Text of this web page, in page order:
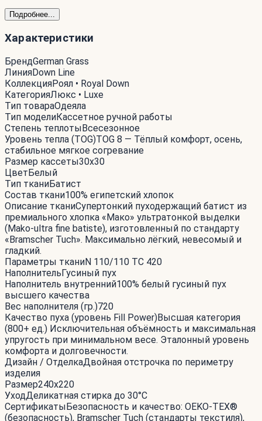
Подробнее...
Характеристики
БрендGerman Grass
ЛинияDown Line
КоллекцияРоял • Royal Down
КатегорияЛюкс • Luxe
Тип товараОдеяла
Тип моделиКассетное ручной работы
Степень теплотыВсесезонное
Уровень тепла (TOG)TOG 8 — Тёплый комфорт, осень,
стабильное мягкое согревание
Размер кассеты30x30
ЦветБелый
Тип тканиБатист
Состав ткани100% египетский хлопок
Описание тканиСупертонкий пуходержащий батист из
премиального хлопка «Мако» ультратонкой выделки
(Mako-ultra fine batiste), изготовленный по стандарту
«Bramscher Tuch». Максимально лёгкий, невесомый и
гладкий.
Параметры тканиN 110/110 TC 420
НаполнительГусиный пух
Наполнитель внутренний100% белый гусиный пух
высшего качества
Вес наполнителя (гр.)720
Качество пуха (уровень Fill Power)Высшая категория
(800+ ед.) Исключительная объёмность и максимальная
упругость при минимальном весе. Эталонный уровень
комфорта и долговечности.
Дизайн / ОтделкаДвойная отстрочка по периметру
изделия
Размер240x220
УходДеликатная стирка до 30°С
СертификатыБезопасность и качество: OEKO-TEX®
(безопасность), Bramscher Tuch (стандарты текстиля),